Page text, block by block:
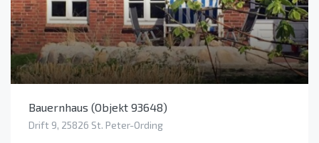
Bauernhaus (Objekt 93648)
Drift 9, 25826 St. Peter-Ording